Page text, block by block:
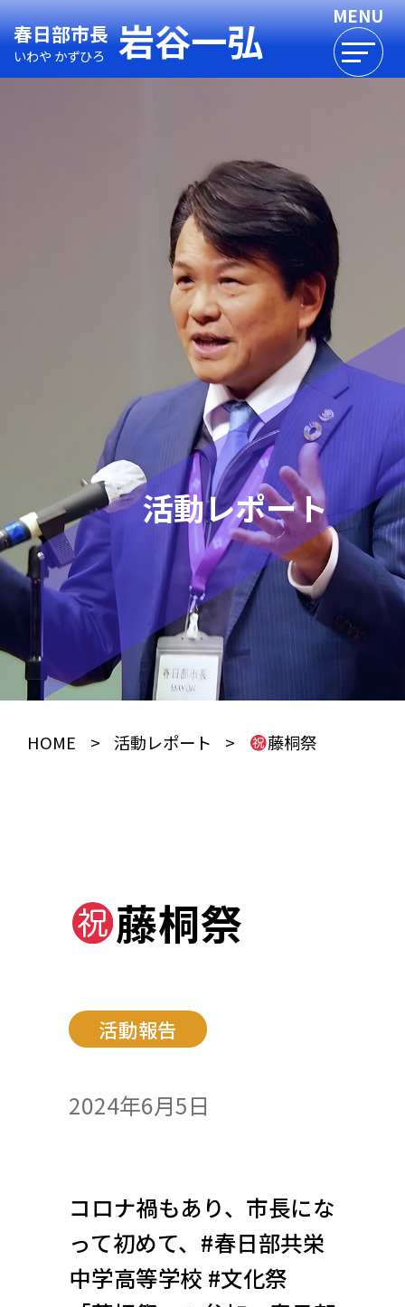
春日部市長
いわや かずひろ 岩谷一弘
活動レポート
HOME > 活動レポート > 藤桐祭
藤桐祭
活動報告
2024年6月5日
コロナ禍もあり、市長にな
って初めて、#春日部共栄
中学高等学校 #文化祭